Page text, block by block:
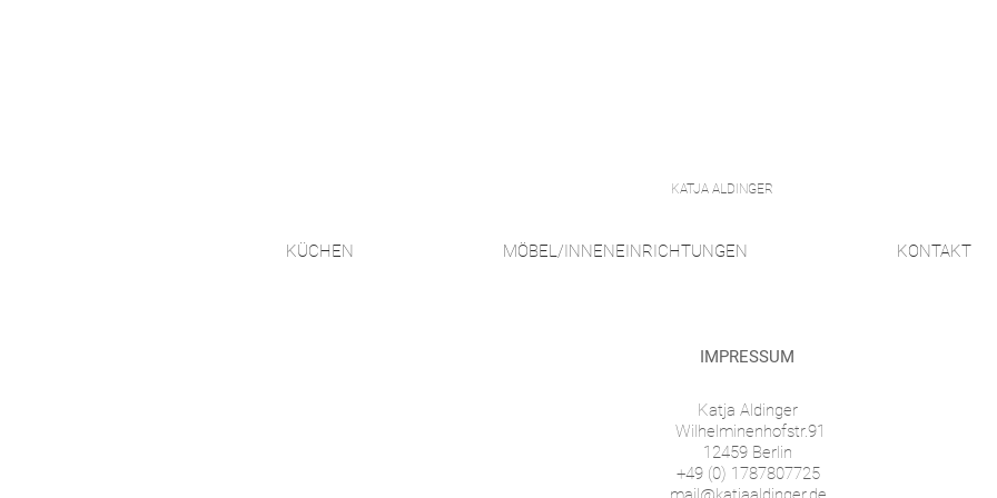
KATJA ALDINGER
KÜCHEN MÖBEL/INNENEINRICHTUNGEN KONTAKT
IMPRESSUM
Katja Aldinger
Wilhelminenhofstr.91
12459 Berlin
+49 (0) 1787807725